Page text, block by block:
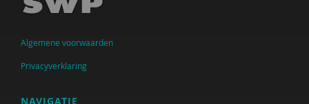
Sander van Arum
Amma Asante
Diverse auteurs
Ine Avontuur
Algemene voorwaarden
Privacyverklaring
NAVIGATIE